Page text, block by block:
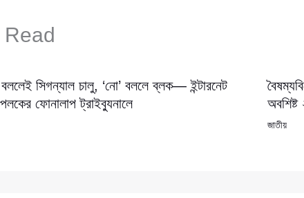
Read
বললেই সিগন্যাল চালু, ‘নো’ বললে ব্লক— ইন্টারনেট
ফোনালাপ ট্রাইব্যুনালে
অবশিষ্ট
জাতীয়